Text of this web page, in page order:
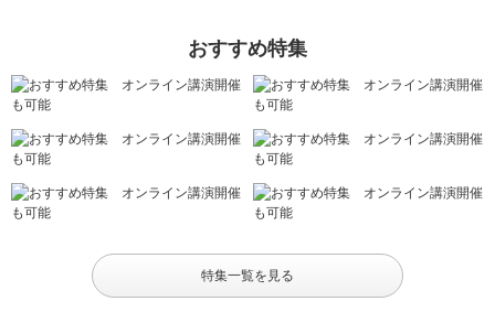
おすすめ特集
特集一覧を見る